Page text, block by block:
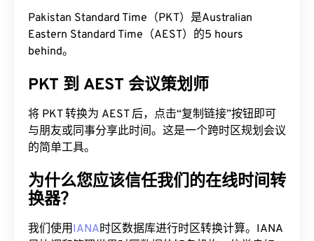
Pakistan Standard Time（PKT）是Australian
Eastern Standard Time（AEST）的5 hours
behind。
PKT 到 AEST 会议策划师
将 PKT 转换为 AEST 后，点击“复制链接”按钮即可
与朋友或同事分享此时间。这是一个跨时区规划会议
的简单工具。
为什么您应该信任我们的在线时间转
换器？
我们使用IANA时区数据库进行时区转换计算。IANA